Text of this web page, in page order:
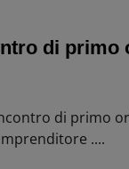
di primo
di primo
....